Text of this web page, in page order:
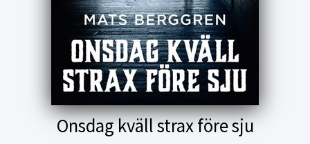
Onsdag kväll strax före sju